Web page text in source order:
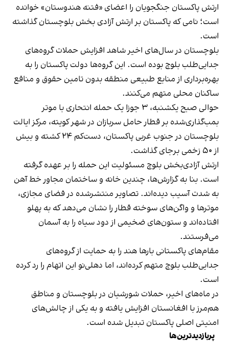
ارتش پاکستان جنگجویان را اعضای «فتنه هندوستان» خوانده
است؛ نامی که پاکستان بر ارتش آزادی بخش بلوچستان گذاشته
است.
بلوچستان در سال‌های اخیر شاهد افزایش حملات گروه‌های
جدایی‌طلب بلوچ بوده است. این گروه‌ها دولت پاکستان را به
بهره‌برداری از منابع طبیعی منطقه بدون تامین حقوق و منافع
ساکنان محلی متهم می‌کنند.
حوالی صبح یکشنبه، ۳ جوزا یک حمله انتحاری با موتر
بمب‌گذاری‌شده بر قطار حامل سربازان در شهر کویته، مرکز ایالت
بلوچستان در جنوب غربی پاکستان، دست‌کم ۲۴ کشته و بیش
از ۵۰ زخمی برجای گذاشت.
ارتش آزادی‌بخش بلوچ مسئولیت این حمله را بر عهده گرفته
است. بنا به گزارش‌ها، چندین خانه و ساختمان مجاور خط آهن
به شدت آسیب دیده‌اند. تصاویر منتشرشده در فضای مجازی،
موترها و واگن‌های سوخته قطار را نشان می‌دهد که به پهلو
افتاده‌اند و ستون‌های ضخیمی از دود سیاه را به آسمان
می‌فرستند.
مقام‌های پاکستانی بارها هند را به حمایت از گروه‌های
جدایی‌طلب بلوچ متهم کرده‌اند، اما دهلی‌نو این اتهام را رد کرده
است.
در ماه‌های اخیر، حملات شورشیان در بلوچستان و مناطق
هم‌مرز با افغانستان افزایش یافته و به یکی از چالش‌های
امنیتی اصلی پاکستان تبدیل شده است.
پربازدیدترین‌ها